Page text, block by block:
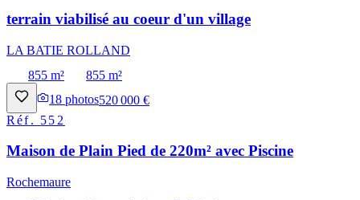
terrain viabilisé au coeur d'un village
LA BATIE ROLLAND
855 m²
855 m²
18 photos520 000 €
Réf. 552
Maison de Plain Pied de 220m² avec Piscine
Rochemaure